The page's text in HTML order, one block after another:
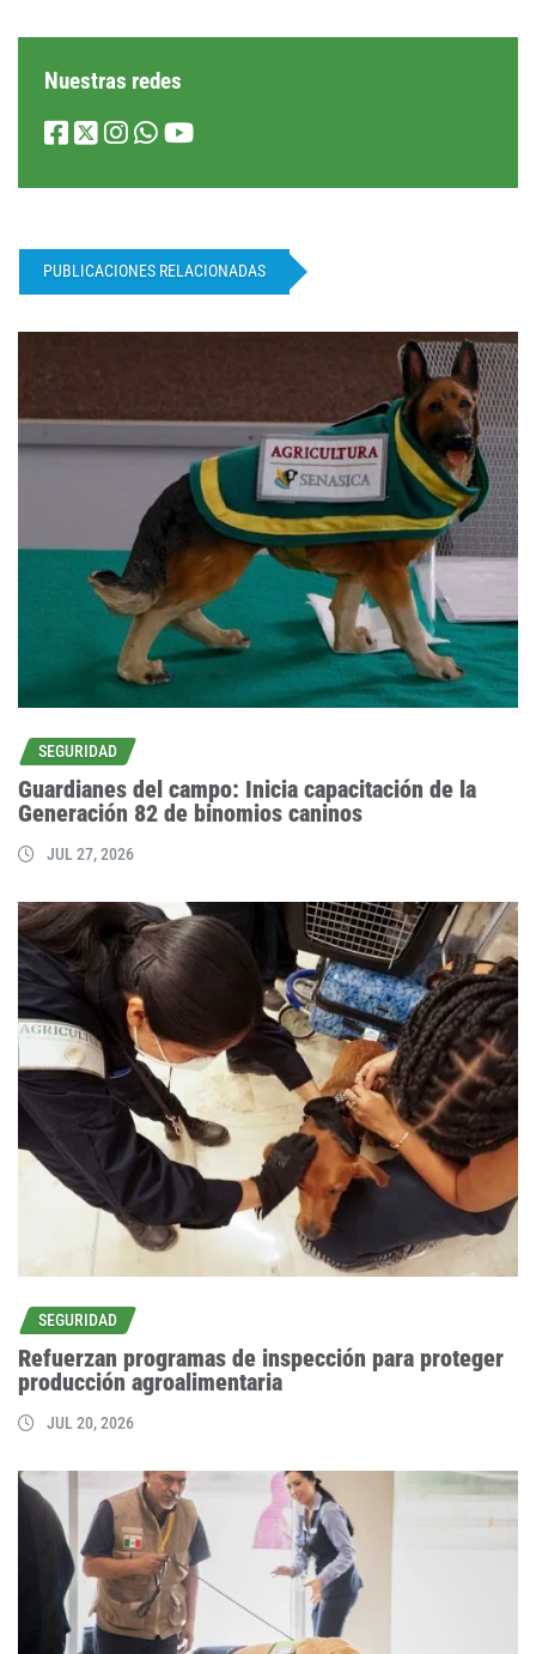
Nuestras redes
PUBLICACIONES RELACIONADAS
SEGURIDAD
Guardianes del campo: Inicia capacitación de la
Generación 82 de binomios caninos
JUL 27, 2026
SEGURIDAD
Refuerzan programas de inspección para proteger
producción agroalimentaria
JUL 20, 2026